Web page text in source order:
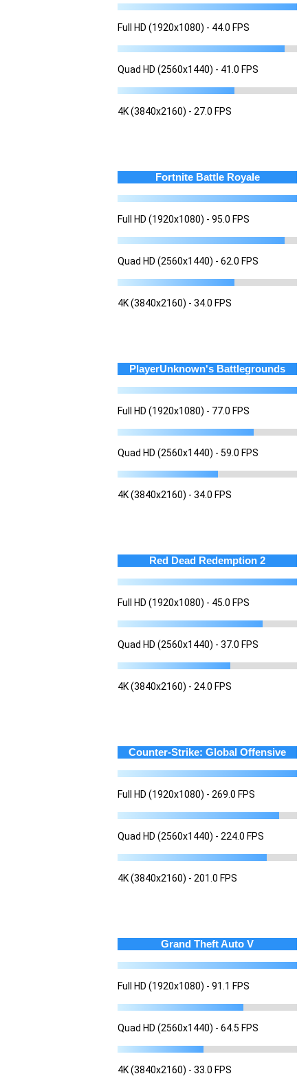
Full HD (1920x1080) - 44.0 FPS
Quad HD (2560x1440) - 41.0 FPS
4K (3840x2160) - 27.0 FPS
Fortnite Battle Royale
Full HD (1920x1080) - 95.0 FPS
Quad HD (2560x1440) - 62.0 FPS
4K (3840x2160) - 34.0 FPS
PlayerUnknown's Battlegrounds
Full HD (1920x1080) - 77.0 FPS
Quad HD (2560x1440) - 59.0 FPS
4K (3840x2160) - 34.0 FPS
Red Dead Redemption 2
Full HD (1920x1080) - 45.0 FPS
Quad HD (2560x1440) - 37.0 FPS
4K (3840x2160) - 24.0 FPS
Counter-Strike: Global Offensive
Full HD (1920x1080) - 269.0 FPS
Quad HD (2560x1440) - 224.0 FPS
4K (3840x2160) - 201.0 FPS
Grand Theft Auto V
Full HD (1920x1080) - 91.1 FPS
Quad HD (2560x1440) - 64.5 FPS
4K (3840x2160) - 33.0 FPS